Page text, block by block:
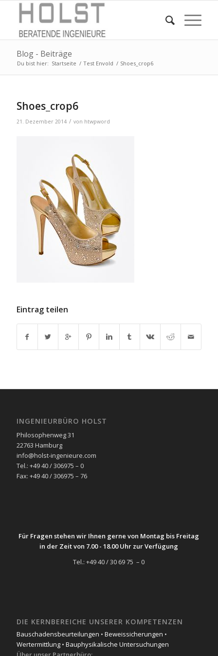
Blog - Beiträge
Du bist hier: Startseite / Test Envold / Shoes_crop6
Shoes_crop6
21. Dezember 2014 / von htwpword
Eintrag teilen
INGENIEURBÜRO HOLST
Philosophenweg 31
22763 Hamburg
info@holst-ingenieure.com
Tel.: +49 40 / 306975 – 0
Fax: +49 40 / 306975 – 76
Für Fragen stehen wir Ihnen gerne von Montag bis Freitag
in der Zeit von 7.00 - 18.00 Uhr zur Verfügung
Tel.: +49 40 / 30 69 75 – 0
DIE KERNBEREICHE UNSERER KOMPETENZEN
Bauschadensbeurteilungen • Beweissicherungen •
Wertermittlung• Bauphysikalische Untersuchungen